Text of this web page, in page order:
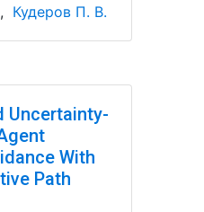
, Кудеров П. В.
Uncertainty-
With
Path